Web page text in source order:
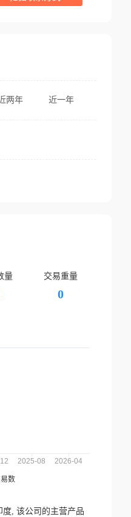
两年 近一年
量 交易重量
0
度, 该公司的主营产品